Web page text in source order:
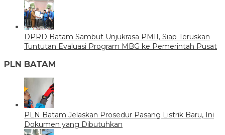
DPRD Batam Sambut Unjukrasa PMII, Siap Teruskan
Tuntutan Evaluasi Program MBG ke Pemerintah Pusat
PLN BATAM
PLN Batam Jelaskan Prosedur Pasang Listrik Baru, Ini
Dokumen yang Dibutuhkan